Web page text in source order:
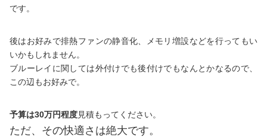
です。
後はお好みで排熱ファンの静音化、メモリ増設などを行ってもい
いかもしれません。
ブルーレイに関しては外付けでも後付けでもなんとかなるので、
この辺もお好みで。
予算は30万円程度見積もってください。
ただ、その快適さは絶大です。